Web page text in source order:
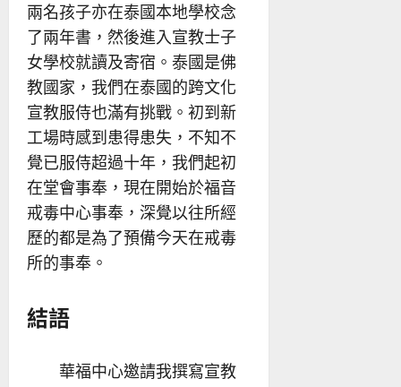
兩名孩子亦在泰國本地學校念
了兩年書，然後進入宣教士子
女學校就讀及寄宿。泰國是佛
教國家，我們在泰國的跨文化
宣教服侍也滿有挑戰。初到新
工場時感到患得患失，不知不
覺已服侍超過十年，我們起初
在堂會事奉，現在開始於福音
戒毒中心事奉，深覺以往所經
歷的都是為了預備今天在戒毒
所的事奉。
結語
華福中心邀請我撰寫宣教